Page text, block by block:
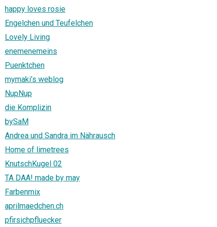
happy loves rosie
Engelchen und Teufelchen
Lovely Living
enemenemeins
Puenktchen
mymaki’s weblog
NupNup
die Komplizin
bySaM
Andrea und Sandra im Nährausch
Home of limetrees
KnutschKugel 02
TA DAA! made by may
Farbenmix
aprilmaedchen.ch
pfirsichpfluecker